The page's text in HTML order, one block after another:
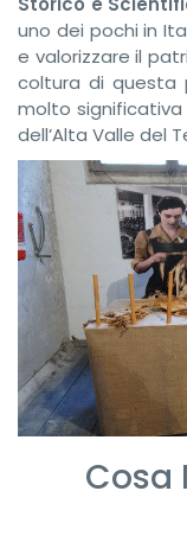
uno dei pochi in
e valorizzare il
coltura di questa
molto
dell’Alta Valle del
Cosa